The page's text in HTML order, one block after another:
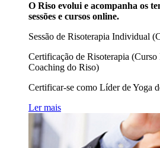
O Riso evolui e acompanha os
sessões e cursos online.
Sessão de Risoterapia Individual
Certificação de Risoterapia
Coaching do Riso)
Certificar-se como Líder de Yoga
Ler mais